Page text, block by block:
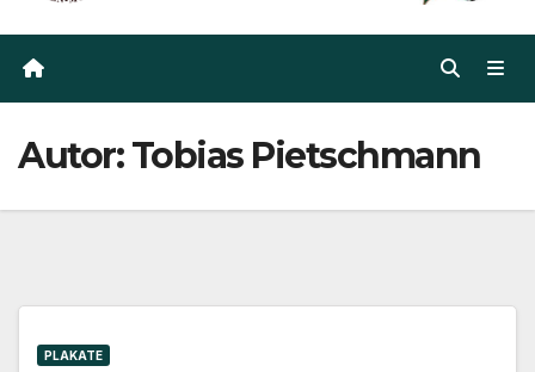
Autor:Tobias Pietschmann
PLAKATE